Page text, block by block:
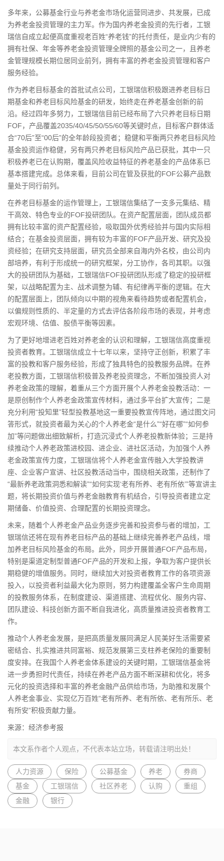
多年来，公募基金行业与养老金市场化运营同进步、共发展，已成
为养老金投资管理的主力军。作为国内养老金投资的先行者，工银
瑞信自成立起便高度重视老百姓“养老钱”的托付责任，是业内少有的
拥有社保、年金等养老金投资管理全牌照的基金公司之一，且养老
金管理规模长期位居同业前列，拥有丰富的养老金投资管理和客户
服务经验。
作为养老目标基金的首批试点公司，工银瑞信积极跟进养老目标日
期基金和养老目标风险基金的研发，始终走在养老基金创新的前
沿。经过四年多努力，工银瑞信目前已经布局了六只养老目标日期
FOF，产品覆盖2035/40/45/50/55/60等关键时点，目标客户群体适
合“70后”至“00后”的全年龄段投资者；稳健和平衡两只养老目标风险
基金投资运作稳健，另有两只养老目标风险产品已获批，其中一只
积极养老已在认购期，覆盖风险收益特征的养老基金的产品体系已
基本搭建完成。总体来看，目前公司在管及获批的FOF公募产品数
量处于同行前列。
在养老目标基金的运作管理上，工银瑞信集结了一支多元集结、精
干高效、特色专业的FOF投研团队。在资产配置层面，团队成员都
拥有比较丰富的资产配置经验，吸取国外优秀经验并与国内实际相
结合；在基金投资层面，拥有较为丰富的FOF产品开发、研究及投
资经验；在研究支持层面，研究员全部来自海内外名校，由公司内
部培养，有利于形成统一的研究框架，分工协作，各司其职。以强
大的投研团队为基础，工银瑞信FOF投研团队形成了稳定的投研框
架，以战略配置为主、战术调整为辅、有纪律再平衡的逻辑。在大
的配置层面上，团队倾向以中期的视角来看待趋势或者配置机会，
以偏规则性质的、半定量的方式去评估各阶段市场的表现，并考虑
宏观环境、估值、股债平衡等因素。
为了更好地增进老百姓对养老金的认识和理解，工银瑞信高度重视
投资者教育。工银瑞信成立十七年以来，坚持守正创新，积累了丰
富的投教和客户服务经验，形成了独具特色的投教服务品牌。在养
老投教方面，工银瑞信积极普及养老投资理念，不断加强投资人对
养老金政策的理解，着重从三个方面开展个人养老金投教活动：一
是原创制作个人养老金政策宣传材料，通过多平台扩大宣传；二是
充分利用“投知里”轻型投教基地这一重要投教宣传阵地，通过图文问
答形式，就投资者最为关心的个人养老金“是什么”“好在哪”“如何参
加”等问题做出细致解析，打造沉浸式个人养老投教新体验；三是持
续推动个人养老政策进校园、进企业、进社区活动，为加强个人养
老金政策宣传力度，工银瑞信将个人养老金宣传融入大学投教讲
座、企业客户宣讲、社区投教活动当中，围绕相关政策，还制作了
“最新养老政策洞悉和解读”“如何实现‘老有所养、老有所依’”等宣讲主
题，将长期投资价值与养老金融教育有机结合，引导投资者建立定
期储备、价值投资、合理配置的长期投资理念。
未来，随着个人养老金产品业务逐步完善和投资参与者的增加，工
银瑞信还将在现有养老目标产品的基础上继续完善养老产品线，增
加养老目标风险基金的布局。此外，同步开展普通FOF产品布局，
特别是渠道定制型普通FOF产品的开发和上报，争取为客户提供长
期稳健的增值服务。同时，继续加大对投资者教育工作的各项资源
投入，以投资者利益最大化为原则，努力构建覆盖全客户生命周期
的投教服务体系，在制度建设、渠道搭建、流程优化、服务内容、
团队建设、科技创新方面不断自我进化，高质量推进投资者教育工
作。
推动个人养老金发展，是把高质量发展同满足人民美好生活需要紧
密结合、扎实推进共同富裕、规范发展第三支柱养老保险的重要制
度安排。在我国个人养老金体系建设的关键时期，工银瑞信基金将
进一步勇担时代责任，持续在养老产品方面不断深耕和优化，将多
元化的投资选择和丰富的养老金融产品供给市场，为助推和发展个
人养老金事业、实现亿万百姓“老有所养、老有所依、老有所乐、老
有所安”积极贡献力量。
来源：经济参考报
本文系作者个人观点，不代表本站立场，转载请注明出处！
人力资源 保险 公募基金 养老
券商
基金
工银瑞信 社区养老 认购
重组
金融
银行